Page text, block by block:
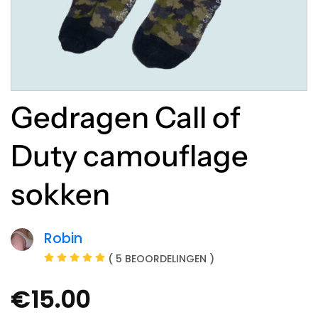
Gedragen Call of
Duty camouflage
sokken
Robin
( 5 BEOORDELINGEN )
€15.00